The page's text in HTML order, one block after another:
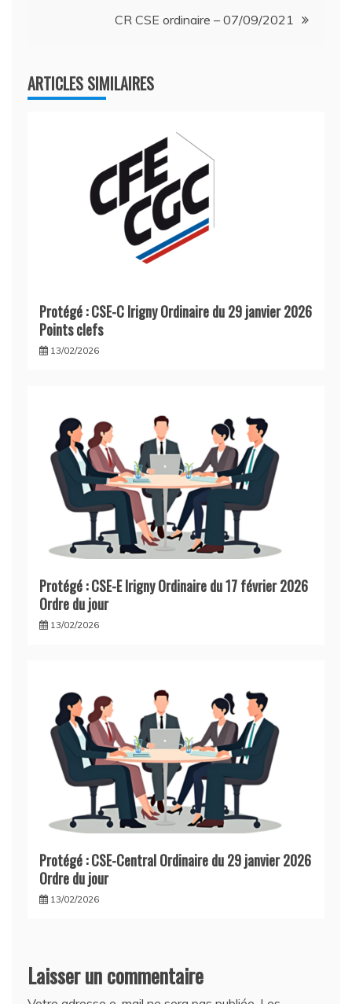
CR CSE ordinaire – 07/09/2021
ARTICLES SIMILAIRES
Protégé : CSE-C Irigny Ordinaire du 29 janvier 2026
Points clefs
13/02/2026
Protégé : CSE-E Irigny Ordinaire du 17 février 2026
Ordre du jour
13/02/2026
Protégé : CSE-Central Ordinaire du 29 janvier 2026
Ordre du jour
13/02/2026
Laisser un commentaire